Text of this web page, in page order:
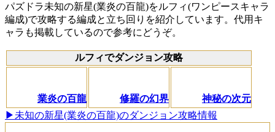
パズドラ未知の新星(業炎の百龍)をルフィ(ワンピースキャラ
編成)で攻略する編成と立ち回りを紹介しています。代用キ
ャラも掲載しているので参考にどうぞ。
ルフィでダンジョン攻略
業炎の百龍 修羅の幻界
神秘の次元
▶未知の新星(業炎の百龍)のダンジョン攻略情報